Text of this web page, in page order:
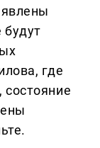
где